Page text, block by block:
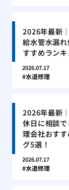
2026年最新
給水管水漏
すすめランキ
2026.07.17
水道修理
2026年最新
休日に相談
理会社おす
グ5選！
2026.07.17
水道修理